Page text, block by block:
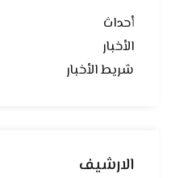
أحداث
الأخبار
شريط الأخبار
الارشيف